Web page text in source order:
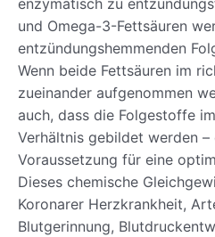
enzymatisch zu
und Omega-3-Fettsäuren
entzündungshemmenden
Wenn beide Fettsäuren im
zueinander aufgenommen
auch, dass die Folgestoffe
Verhältnis gebildet werden
Voraussetzung für eine
Dieses chemische
Koronarer Herzkrankheit,
Blutgerinnung,